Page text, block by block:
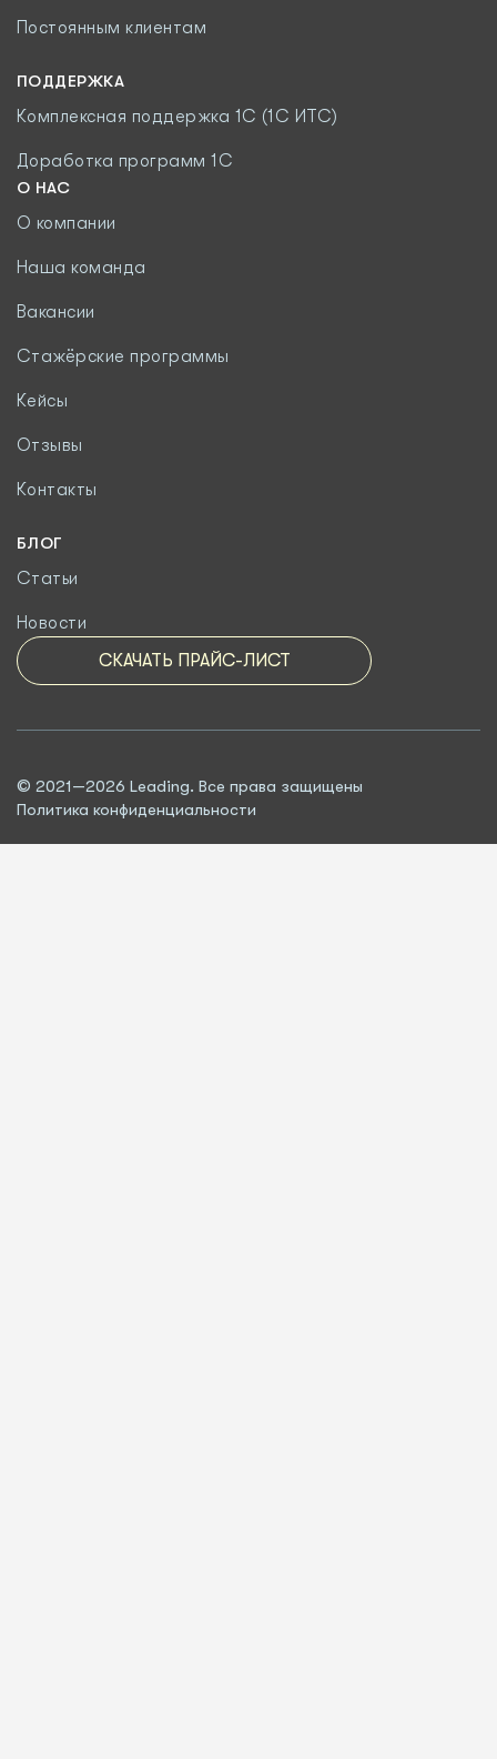
Постоянным клиентам
ПОДДЕРЖКА
Комплексная поддержка 1С (1С ИТС)
Доработка программ 1С
О НАС
О компании
Наша команда
Вакансии
Стажёрские программы
Кейсы
Отзывы
Контакты
БЛОГ
Статьи
Новости
СКАЧАТЬ ПРАЙС-ЛИСТ
© 2021—2026 Leading. Все права защищены
Политика конфиденциальности